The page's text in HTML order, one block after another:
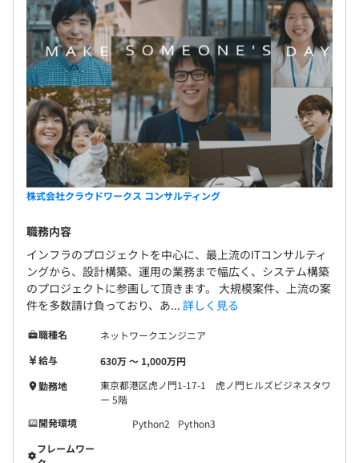
株式会社クラウドワークス コンサルティング
職務内容
インフラのプロジェクトを中心に、最上流のITコンサルティ
ングから、設計構築、運用の業務まで幅広く、システム構築
のプロジェクトに参画して頂きます。 大規模案件、上流の案
件を多数請け負っており、あ... 詳しく見る
職種名
ネットワークエンジニア
給与
630万 〜 1,000万円
勤務地
東京都港区虎ノ門1-17-1 虎ノ門ヒルズビジネスタワ
ー 5階
開発環境
Python2
Python3
フレームワー